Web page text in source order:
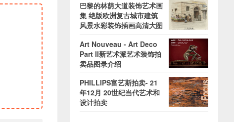
巴黎的林荫大道装饰艺术画
集 绝版欧洲复古城市建筑
风景水彩装饰插画高清大图
Art Nouveau - Art Deco
Part II新艺术派艺术装饰拍
卖品图录介绍
PHILLIPS富艺斯拍卖- 21
年12月 20世纪当代艺术和
设计拍卖